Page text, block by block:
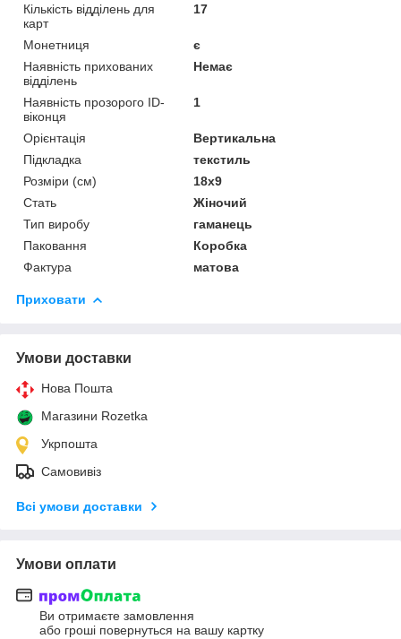
Кількість відділень для
карт
17
Монетниця
є
Наявність прихованих
відділень
Немає
Наявність прозорого ID-
віконця
1
Орієнтація
Вертикальна
Підкладка
текстиль
Розміри (см)
18x9
Стать
Жіночий
Тип виробу
гаманець
Паковання
Коробка
Фактура
матова
Приховати
Умови доставки
Нова Пошта
Магазини Rozetka
Укрпошта
Самовивіз
Всі умови доставки
Умови оплати
Ви отримаєте замовлення
або гроші повернуться на вашу картку